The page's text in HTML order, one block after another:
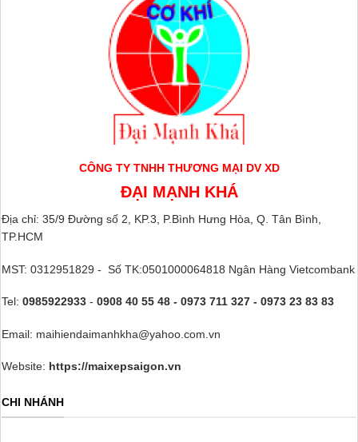
CÔNG TY TNHH THƯƠNG MẠI DV XD
ĐẠI MẠNH KHÁ
Địa chỉ: 35/9 Đường số 2, KP.3, P.Bình Hưng Hòa, Q. Tân Bình,
TP.HCM
MST: 0312951829 - Số TK:0501000064818 Ngân Hàng Vietcombank
Tel: 0985922933 - 0908 40 55 48 - 0973 711 327 - 0973 23 83 83
Email: maihiendaimanhkha@yahoo.com.vn
Website: https://maixepsaigon.vn
CHI NHÁNH